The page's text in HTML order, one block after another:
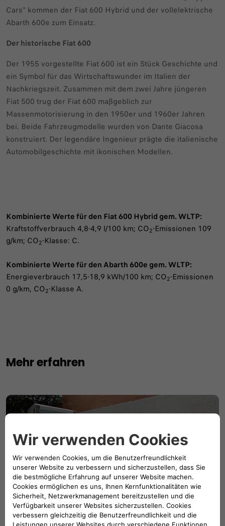
Cars“ kommen der Fiat 600 Hybrid und der vollelektrische
Abarth 600e zum Einsatz.
Der historische Fiat 600
Der 1955 vorgestellte Fiat 600 ist ein Stück Geschichte und
ein Symbol für das Wirtschaftswunder im Italien der
Nachkriegszeit. Zusammen mit dem zwei Jahre jüngeren
Fiat 500 trug der Fiat 600 maßgeblich zur
Massenmotorisierung in den 1950er und 1960er Jahren
bei. Beide Fahrzeugmodelle wurden von Dante Giacosa
konstruiert. Der legendäre Ingenieur prägte die italienische
Automobilgeschichte mit ikonischen Modellen.
Kombinierte Werte für den Fiat 600 Hybrid gem. WLTP:
Kraftstoffverbrauch 4,8-4,9 l/100 km; CO2-Emissionen 109
g/km; CO2-Klasse: C.
Kombinierte Werte für den Abarth 600e gem. WLTP:
Energieverbrauch 17,5-18,9 kWh/100 km; CO2-Emissionen
0 g/km, CO2-Klasse A.
Mehr erfahren
Batterien wechseln statt aufladen